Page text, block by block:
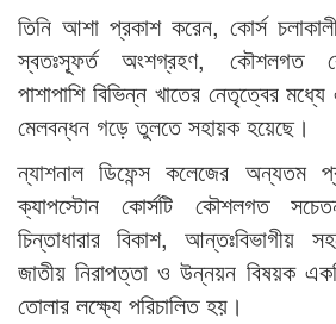
তিনি আশা প্রকাশ করেন, কোর্স
স্বতঃস্ফূর্ত অংশগ্রহণ, কৌশলগত
পাশাপাশি বিভিন্ন খাতের নেতৃত্বের
মেলবন্ধন গড়ে তুলতে সহায়ক হয়েছে।
ন্যাশনাল ডিফেন্স কলেজের অন্যতম
ক্যাপস্টোন কোর্সটি কৌশলগত
চিন্তাধারার বিকাশ, আন্তঃবিভাগীয়
জাতীয় নিরাপত্তা ও উন্নয়ন বিষয়ক
তোলার লক্ষ্যে পরিচালিত হয়।